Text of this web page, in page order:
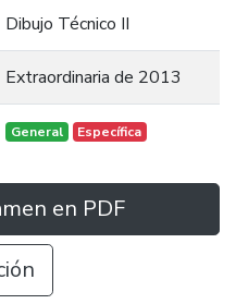
Dibujo Técnico II
Extraordinaria de 2013
General Específica
en PDF